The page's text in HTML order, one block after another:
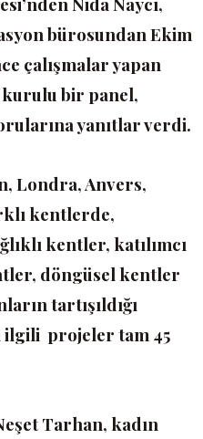
bürosundan Ekim
çalışmalar yapan
kurulu bir panel,
yanıtlar verdi.
Londra, Anvers,
kentlerde,
kentler, katılımcı
döngüsel kentler
tartışıldığı
ilgili projeler tam 45
Tarhan, kadın